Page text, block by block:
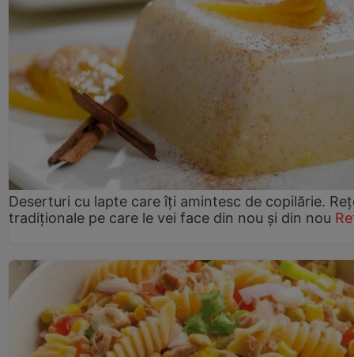
Deserturi cu lapte care îți amintesc de copilărie.
tradiționale pe care le vei face din nou și din nou